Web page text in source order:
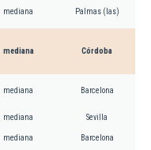
mediana Palmas (las)
mediana Córdoba
mediana Barcelona
mediana Sevilla
mediana Barcelona